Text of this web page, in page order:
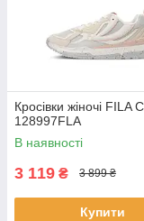
Кросівки жіночі FILA
128997FLA
В наявності
3 119 ₴ 3 899 ₴
Купити